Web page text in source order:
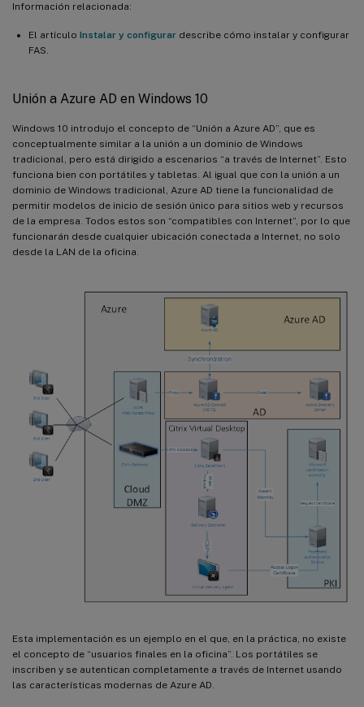
Información relacionada:
El artículo Instalar y configurar describe cómo instalar y configurar
FAS.
Unión a Azure AD en Windows 10
Windows 10 introdujo el concepto de “Unión a Azure AD”, que es
conceptualmente similar a la unión a un dominio de Windows
tradicional, pero está dirigido a escenarios “a través de Internet”. Esto
funciona bien con portátiles y tabletas. Al igual que con la unión a un
dominio de Windows tradicional, Azure AD tiene la funcionalidad de
permitir modelos de inicio de sesión único para sitios web y recursos
de la empresa. Todos estos son “compatibles con Internet”, por lo que
funcionarán desde cualquier ubicación conectada a Internet, no solo
desde la LAN de la oficina.
Esta implementación es un ejemplo en el que, en la práctica, no existe
el concepto de “usuarios finales en la oficina”. Los portátiles se
inscriben y se autentican completamente a través de Internet usando
las características modernas de Azure AD.